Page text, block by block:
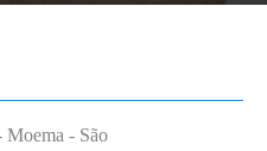
Moema - São